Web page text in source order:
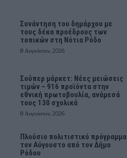
Συνάντηση του δημάρχου με
τους δέκα προέδρους των
τοπικών στη Νότια Ρόδο
8 Αυγούστου, 2026
Σούπερ μάρκετ: Νέες μειώσεις
τιμών – 916 προϊόντα στην
εθνική πρωτοβουλία, ανάμεσά
τους 130 σχολικά
8 Αυγούστου, 2026
Πλούσιο πολιτιστικό πρόγραμμα
τον Αύγουστο από τον Δήμο
Ρόδου